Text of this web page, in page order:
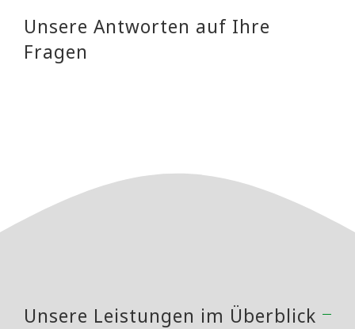
Unsere Antworten auf Ihre
Fragen
Unsere Leistungen im Überblick